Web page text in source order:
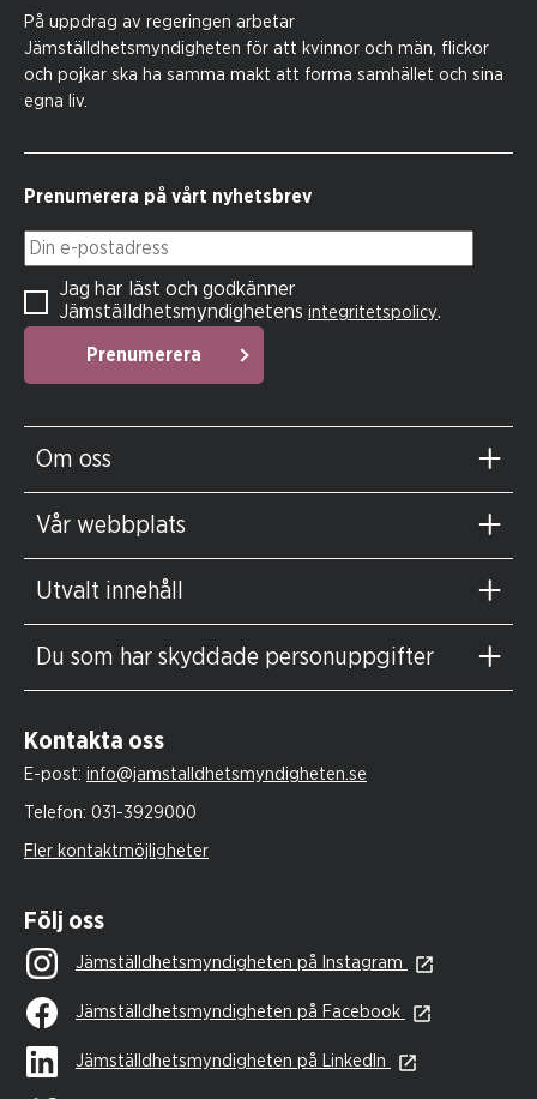
På uppdrag av regeringen arbetar
Jämställdhetsmyndigheten för att kvinnor och män, flickor
och pojkar ska ha samma makt att forma samhället och sina
egna liv.
Prenumerera på vårt nyhetsbrev
Din e-postadress
Prenumerera
Jag har läst och godkänner
Jämställdhetsmyndighetens integritetspolicy.
Om oss
Vår webbplats
Utvalt innehåll
Du som har skyddade personuppgifter
Kontakta oss
E-post: info@jamstalldhetsmyndigheten.se
Telefon: 031-3929000
Fler kontaktmöjligheter
Följ oss
Jämställdhetsmyndigheten på Instagram
Jämställdhetsmyndigheten på Facebook
Jämställdhetsmyndigheten på LinkedIn